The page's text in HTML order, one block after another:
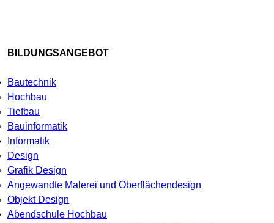
BILDUNGSANGEBOT
Bautechnik
Hochbau
Tiefbau
Bauinformatik
Informatik
Design
Grafik Design
Angewandte Malerei und Oberflächendesign
Objekt Design
Abendschule Hochbau